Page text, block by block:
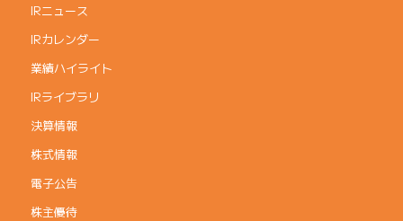
IRニュース
IRカレンダー
業績ハイライト
IRライブラリ
決算情報
株式情報
電子公告
株主優待